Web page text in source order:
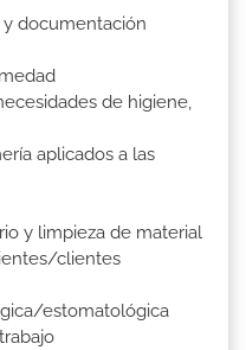
documentación
de higiene,
aplicados a las
y limpieza de material
clientes
estomatológica